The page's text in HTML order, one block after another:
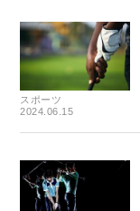
スポーツ
2024.06.15